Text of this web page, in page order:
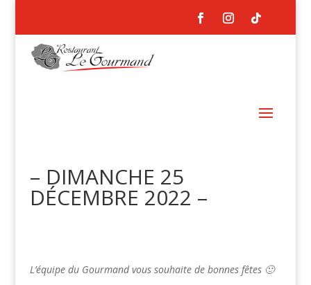
– DIMANCHE 25
DÉCEMBRE 2022 –
L’équipe du Gourmand vous souhaite de bonnes fêtes 🙂